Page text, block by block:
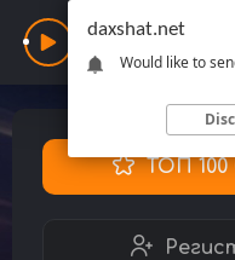
Daxshat
ТОП 100
daxshat.net
Would like to